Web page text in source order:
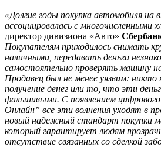
«Долгие годы покупка автомобиля на
ассоциировалась с многочисленными
директор дивизиона «Авто»
Покупателям приходилось снимать
наличными, передавать деньги
самостоятельно проверять машину
Продавец был не менее уязвим: никто
получение денег или то, что эти
фальшивыми. С появлением цифрового
Онлайн” все эти волнения уходят в
новый надежный стандарт покупки
который гарантирует людям
отсутствие связанных со сделкой